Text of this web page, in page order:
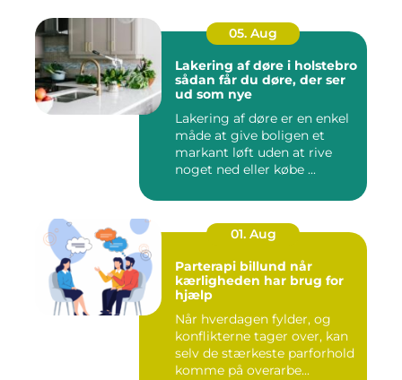
05. Aug
Lakering af døre i holstebro
sådan får du døre, der ser
ud som nye
Lakering af døre er en enkel
måde at give boligen et
markant løft uden at rive
noget ned eller købe ...
01. Aug
Parterapi billund når
kærligheden har brug for
hjælp
Når hverdagen fylder, og
konflikterne tager over, kan
selv de stærkeste parforhold
komme på overarbe...